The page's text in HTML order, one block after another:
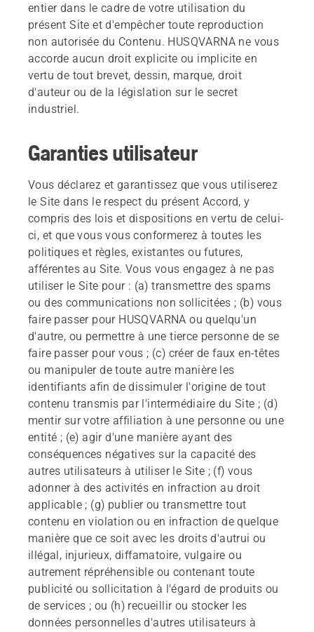
entier dans le cadre de votre utilisation du
présent Site et d'empêcher toute reproduction
non autorisée du Contenu. HUSQVARNA ne vous
accorde aucun droit explicite ou implicite en
vertu de tout brevet, dessin, marque, droit
d'auteur ou de la législation sur le secret
industriel.
Garanties utilisateur
Vous déclarez et garantissez que vous utiliserez
le Site dans le respect du présent Accord, y
compris des lois et dispositions en vertu de celui-
ci, et que vous vous conformerez à toutes les
politiques et règles, existantes ou futures,
afférentes au Site. Vous vous engagez à ne pas
utiliser le Site pour : (a) transmettre des spams
ou des communications non sollicitées ; (b) vous
faire passer pour HUSQVARNA ou quelqu'un
d'autre, ou permettre à une tierce personne de se
faire passer pour vous ; (c) créer de faux en-têtes
ou manipuler de toute autre manière les
identifiants afin de dissimuler l'origine de tout
contenu transmis par l'intermédiaire du Site ; (d)
mentir sur votre affiliation à une personne ou une
entité ; (e) agir d'une manière ayant des
conséquences négatives sur la capacité des
autres utilisateurs à utiliser le Site ; (f) vous
adonner à des activités en infraction au droit
applicable ; (g) publier ou transmettre tout
contenu en violation ou en infraction de quelque
manière que ce soit avec les droits d'autrui ou
illégal, injurieux, diffamatoire, vulgaire ou
autrement répréhensible ou contenant toute
publicité ou sollicitation à l'égard de produits ou
de services ; ou (h) recueillir ou stocker les
données personnelles d'autres utilisateurs à